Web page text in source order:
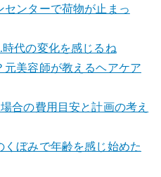
センターで荷物が止まっ
代の変化を感じるね
美容師が教えるヘアケア
合の費用目安と計画の考え
ぼみで年齢を感じ始めた